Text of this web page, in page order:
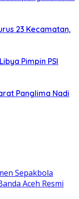
23 Kecamatan,
Pimpin PSI
Panglima Nadi